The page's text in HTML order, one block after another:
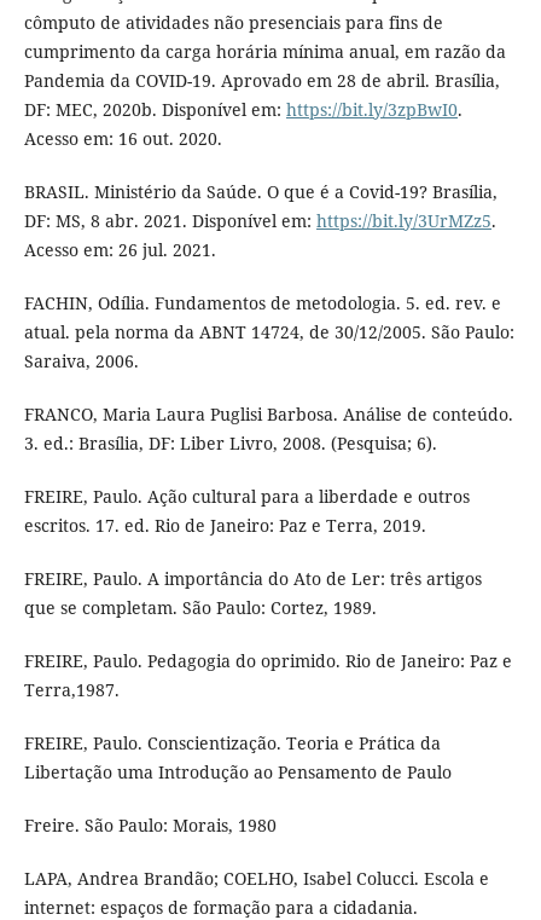
cômputo de atividades não presenciais para fins de
cumprimento da carga horária mínima anual, em razão da
Pandemia da COVID-19. Aprovado em 28 de abril. Brasília,
DF: MEC, 2020b. Disponível em: https://bit.ly/3zpBwI0.
Acesso em: 16 out. 2020.
BRASIL. Ministério da Saúde. O que é a Covid-19? Brasília,
DF: MS, 8 abr. 2021. Disponível em: https://bit.ly/3UrMZz5.
Acesso em: 26 jul. 2021.
FACHIN, Odília. Fundamentos de metodologia. 5. ed. rev. e
atual. pela norma da ABNT 14724, de 30/12/2005. São Paulo:
Saraiva, 2006.
FRANCO, Maria Laura Puglisi Barbosa. Análise de conteúdo.
3. ed.: Brasília, DF: Liber Livro, 2008. (Pesquisa; 6).
FREIRE, Paulo. Ação cultural para a liberdade e outros
escritos. 17. ed. Rio de Janeiro: Paz e Terra, 2019.
FREIRE, Paulo. A importância do Ato de Ler: três artigos
que se completam. São Paulo: Cortez, 1989.
FREIRE, Paulo. Pedagogia do oprimido. Rio de Janeiro: Paz e
Terra,1987.
FREIRE, Paulo. Conscientização. Teoria e Prática da
Libertação uma Introdução ao Pensamento de Paulo
Freire. São Paulo: Morais, 1980
LAPA, Andrea Brandão; COELHO, Isabel Colucci. Escola e
internet: espaços de formação para a cidadania.